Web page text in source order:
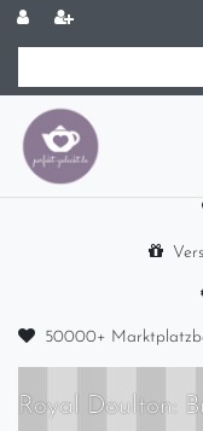
50000+
Royal Doulton: